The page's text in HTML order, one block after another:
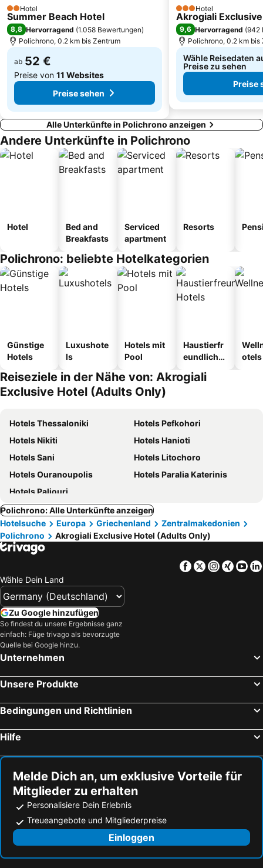
Bousoulas
Marina Porto Carras
2 Sterne
Hotel
Summer Beach Hotel
8,8 Hervorragend (1.058 Bewertungen)
Polichrono, 0.2 km bis Zentrum
ab 52 €
Preise von 11 Websites
Preise sehen
3 Sterne
Hotel
Akrogiali
9,6 Hervorragend (942
Polichrono, 0.2 km bis
Wähle Reisedaten
Preise zu sehen
Preise
Alle Unterkünfte in Polichrono anzeigen
Andere Unterkünfte in Polichrono
Hotel
Bed and
Breakfasts
Serviced
apartment
Resorts
Polichrono: beliebte Hotelkategorien
Günstige
Hotels
Luxushote
ls
Hotels mit
Pool
Haustierfr
eundliche
otels
Reiseziele in der Nähe von: Akrogiali
Exclusive Hotel (Adults Only)
Hotels Thessaloniki
Hotels Pefkohori
Hotels Nikiti
Hotels Hanioti
Hotels Sani
Hotels Litochoro
Hotels Ouranoupolis
Hotels Paralia Katerinis
Hotels Paliouri
Polichrono: Alle Unterkünfte anzeigen
Hotelsuche
Europa Griechenland
Zentralmakedonien
Polichrono
Akrogiali Exclusive Hotel (Adults Only)
Facebook
TwitterXing
Wähle Dein Land
Zu Google hinzufügen
So findest du unsere Ergebnisse ganz
einfach: Füge trivago als bevorzugte
Quelle bei Google hinzu.
Unternehmen
Unsere Produkte
Bedingungen und Richtlinien
Hilfe
Melde Dich an, um exklusive Vorteile für
Mitglieder zu erhalten
Personalisiere Dein Erlebnis
Treueangebote und Mitgliederpreise
Einloggen